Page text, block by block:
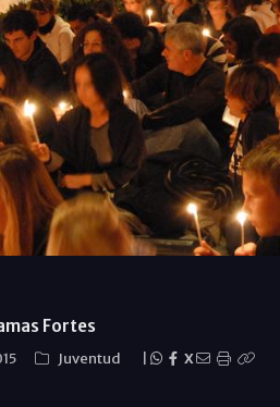
Fortes
Juventud X